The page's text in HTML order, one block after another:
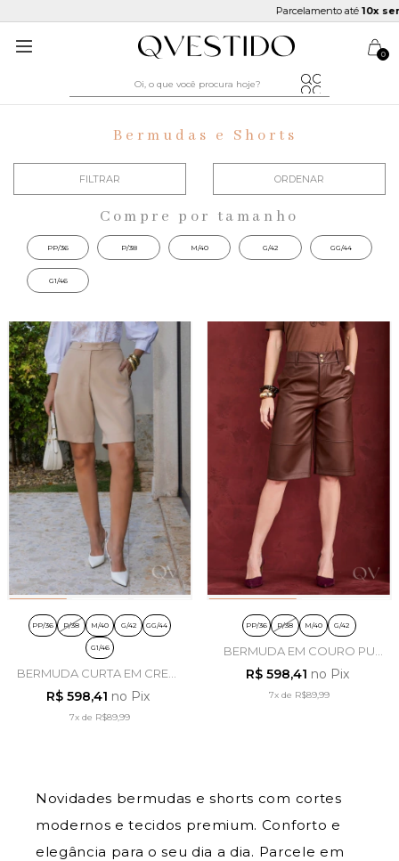
Parcelamento até10x
0
Bermudas e Shorts
FILTRAR ORDENAR
Compre por tamanho
PP/36 P/38 M/40 G/42 GG/44
G1/46
PP/36 P/38 M/40 G/42 GG/44
G1/46
BERMUDA CURTA EM CREPE
BEGE - LUZIA FAZZOLLI
R$ 598,41 no Pix
7x de R$89,99
PP/36 P/38 M/40 G/42
BERMUDA EM COURO PU
MARROM - ARTSY
R$ 598,41 no Pix
7xde R$89,99
Novidades bermudas e shorts com cortes
modernos e tecidos premium. Conforto e
elegância para o seu dia a dia. Parcele em